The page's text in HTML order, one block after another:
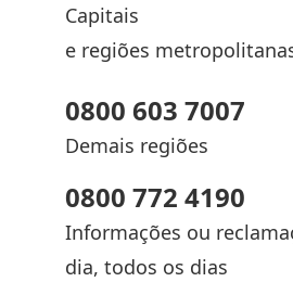
Capitais
e regiões
0800 603 7007
Demais regiões
0800 772 4190
Informações ou
dia, todos os dias